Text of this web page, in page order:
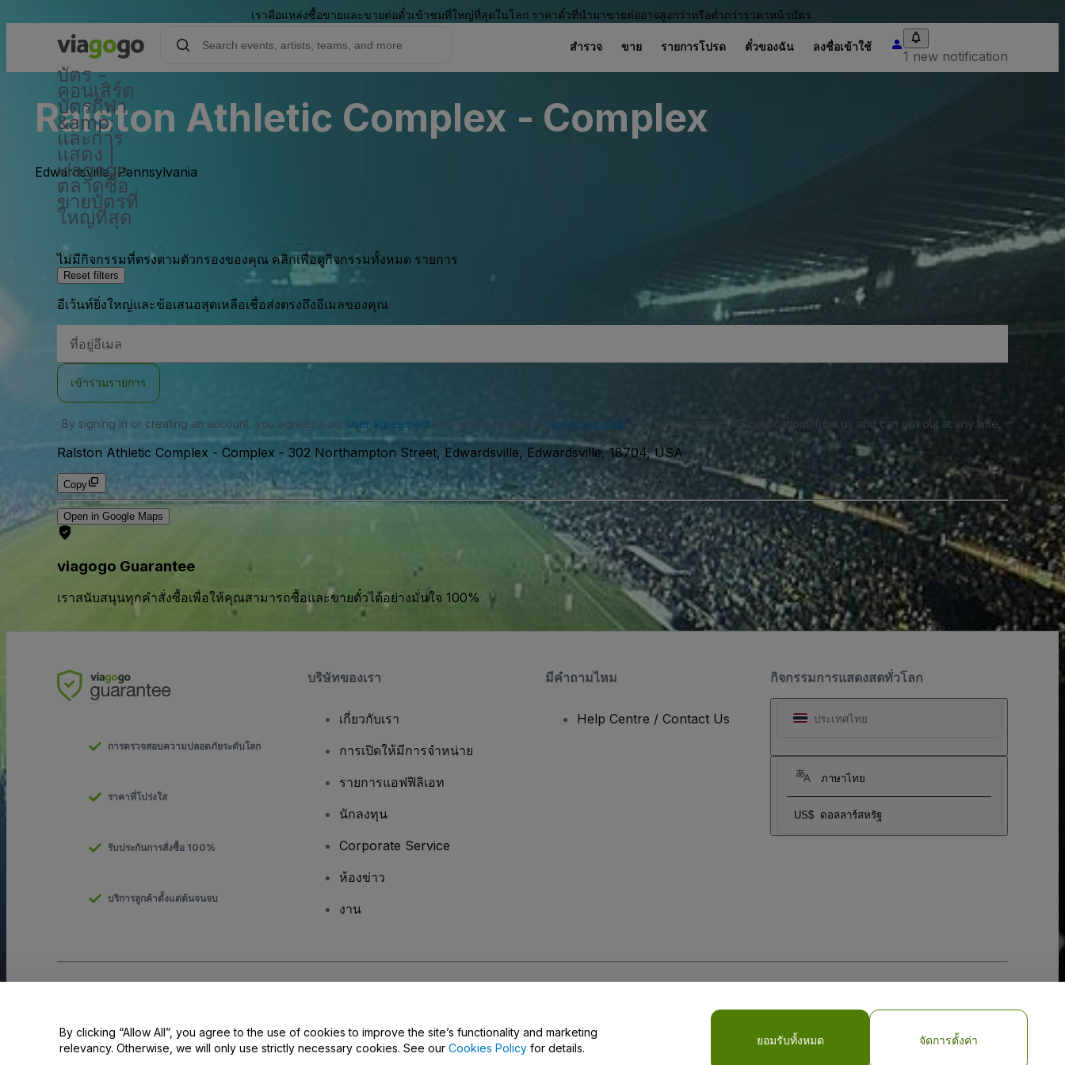
เราคือแหล่งซื้อขายและขายต่อตั๋วเข้าชมที่ใหญ่ที่สุดในโลก ราคาตั๋วที่นำมาขายต่ออาจสูงกว่าหรือต่ำกว่าราคาหน้าบัตร
บัตร -
คอนเสิร์ต
บัตรกีฬา
&amp;
และการ
แสดง |
viagogo
ตลาดซื้อ
ขายบัตรที่
ใหญ่ที่สุด
สำรวจ ขาย รายการโปรด ตั๋วของฉัน ลงชื่อเข้าใช้
1 new notification
Ralston Athletic Complex - Complex
Edwardsville, Pennsylvania
ไม่มีกิจกรรมที่ตรงตามตัวกรองของคุณ คลิกเพื่อดูกิจกรรมทั้งหมด รายการ
Reset filters
อีเว้นท์ยิ่งใหญ่และข้อเสนอสุดเหลือเชื่อส่งตรงถึงอีเมลของคุณ
อยู่
เข้าร่วมรายการ
By signing in or creating an account, you agree to our user agreementand acknowledge our privacy policy. You may receive SMS notifications from us and can opt out at any time.
Ralston Athletic Complex - Complex - 302 Northampton Street, Edwardsville, Edwardsville, 18704, USA
Copy
Open in Google Maps
viagogo Guarantee
เราสนับสนุนทุกคําสั่งซื้อเพื่อให้คุณสามารถซื้อและขายตั๋วได้อย่างมั่นใจ 100%
กิจกรรมการแสดงสดทั่วโลก
ประเทศไทย
ภาษาไทย
US$ ดอลลาร์สหรัฐ
การตรวจสอบความปลอดภัยระดับโลก
ราคาที่โปร่งใส
รับประกันการสั่งซื้อ 100%
บริการลูกค้าตั้งแต่ต้นจนจบ
บริษัทของเรา
เกี่ยวกับเรา
การเปิดให้มีการจำหน่าย
รายการแอฟฟิลิเอท
นักลงทุน
Corporate Service
ห้องข่าว
งาน
มีคําถามไหม
Help Centre / Contact Us
ห้ามแชร์ข้อมูลส่วนบุคคลของฉัน/ทางเลือกเกี่ยวกับความเป็นส่วนตัวของคุณ
By clicking “Allow All”, you agree to the use of cookies to improve the site’s functionality and marketing
relevancy. Otherwise, we will only use strictly necessary cookies. See our Cookies Policy for details.
ยอมรับทั้งหมด จัดการตั้งค่า